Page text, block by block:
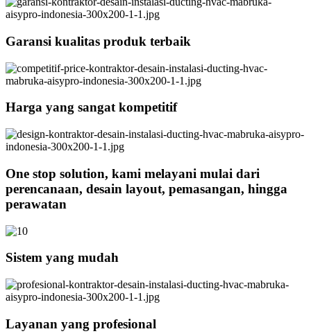
Garansi kualitas produk terbaik
Harga yang sangat kompetitif
One stop solution, kami melayani mulai dari
perencanaan, desain layout, pemasangan, hingga
perawatan
Sistem yang mudah
Layanan yang profesional